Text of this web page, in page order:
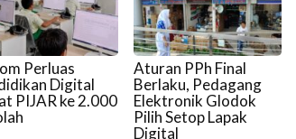
Perluas
Digital
PIJAR ke 2.000
Aturan PPh Final
Berlaku, Pedagang
Elektronik Glodok
Pilih Setop Lapak
Digital